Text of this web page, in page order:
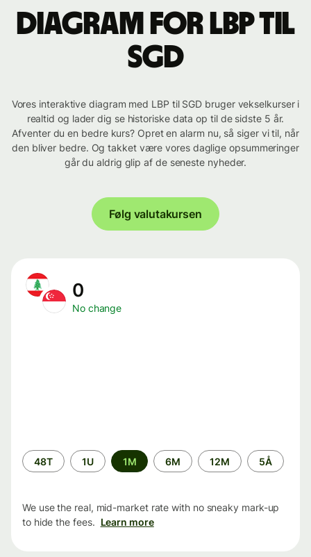
Diagram for LBP til
SGD
Vores interaktive diagram med LBP til SGD bruger vekselkurser i
realtid og lader dig se historiske data op til de sidste 5 år.
Afventer du en bedre kurs? Opret en alarm nu, så siger vi til, når
den bliver bedre. Og takket være vores daglige opsummeringer
går du aldrig glip af de seneste nyheder.
Følg valutakursen
0
No change
Time
period
48T 1U 1M 6M 12M 5Å
We use the real, mid-market rate with no sneaky mark-up
to hide the fees. Learn more